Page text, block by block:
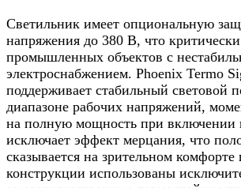
Светильник имеет опциональную
напряжения до 380 В, что
промышленных объектов с
электроснабжением. Phoenix Termo
поддерживает стабильный световой
диапазоне рабочих напряжений,
на полную мощность при включении
исключает эффект мерцания, что
сказывается на зрительном
конструкции использованы